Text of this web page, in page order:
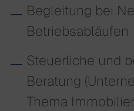
Begleitung bei
Betriebsabläufen
Steuerliche und
Beratung
Thema